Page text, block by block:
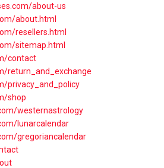
about-us
about.html
resellers.html
sitemap.html
contact
return_and_exchange
privacy_and_policy
shop
westernastrology
lunarcalendar
gregoriancalendar